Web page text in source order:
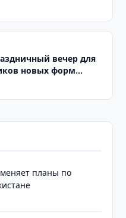
вечер для
новых форм
планы по